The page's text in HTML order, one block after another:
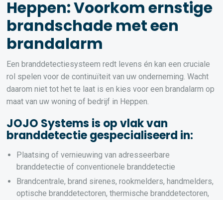
Heppen: Voorkom ernstige
brandschade met een
brandalarm
Een branddetectiesysteem redt levens én kan een cruciale
rol spelen voor de continuïteit van uw onderneming. Wacht
daarom niet tot het te laat is en kies voor een brandalarm op
maat van uw woning of bedrijf in Heppen.
JOJO Systems is op vlak van
branddetectie gespecialiseerd in:
Plaatsing of vernieuwing van adresseerbare
branddetectie of conventionele branddetectie
Brandcentrale, brand sirenes, rookmelders, handmelders,
optische branddetectoren, thermische branddetectoren,